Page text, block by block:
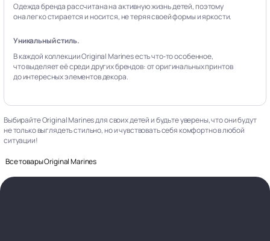
Одежда бренда рассчитана на активную жизнь детей, поэтому
она легко стирается и носится, не теряя своей формы и яркости.
Уникальный стиль.
В каждой коллекции Original Marines есть что‑то особенное,
что выделяет её среди других брендов: от оригинальных принтов
до интересных элементов декора.
Выбирайте Original Marines для своих детей и будьте уверены, что они будут
не только выглядеть стильно, но и чувствовать себя комфортно в любой
ситуации!
Все товары Original Marines